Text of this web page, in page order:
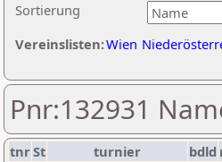
Sortierung
Vereinslisten:Wien
Pnr:132931
tnrSt turnier bdld